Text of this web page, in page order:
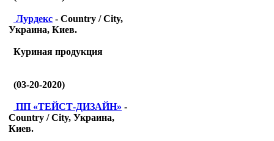
Лурдекс - Country / City,
Украина, Киев.
Куриная продукция
(03-20-2020)
ПП «ТЕЙСТ-ДИЗАЙН» -
Country / City, Украина,
Киев.